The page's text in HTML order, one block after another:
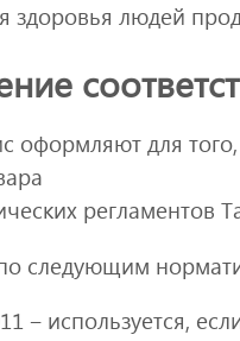
здоровья людей
оформляют для
регламентов
следующим
‒ используется,